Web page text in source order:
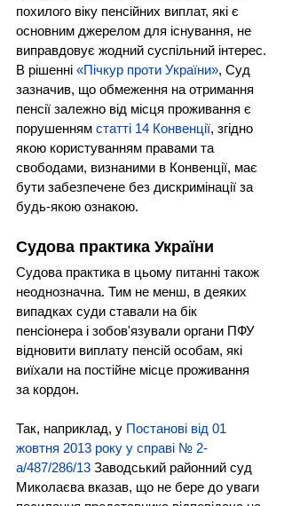
похилого віку пенсійних виплат, які є
основним джерелом для існування, не
виправдовує жодний суспільний інтерес.
В рішенні «Пічкур проти України», Суд
зазначив, що обмеження на отримання
пенсії залежно від місця проживання є
порушенням статті 14 Конвенції, згідно
якою користуванням правами та
свободами, визнаними в Конвенції, має
бути забезпечене без дискримінації за
будь-якою ознакою.
Судова практика України
Судова практика в цьому питанні також
неоднозначна. Тим не менш, в деяких
випадках суди ставали на бік
пенсіонера і зобов'язували органи ПФУ
відновити виплату пенсій особам, які
виїхали на постійне місце проживання
за кордон.
Так, наприклад, у Постанові від 01
жовтня 2013 року у справі № 2-
а/487/286/13 Заводський районний суд
Миколаєва вказав, що не бере до уваги